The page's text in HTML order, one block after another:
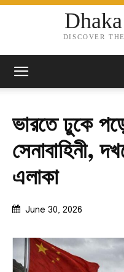
DISCOVER
ভারতে ঢুকে
সেনাবাহিনী,
এলাকা
June 30, 2026